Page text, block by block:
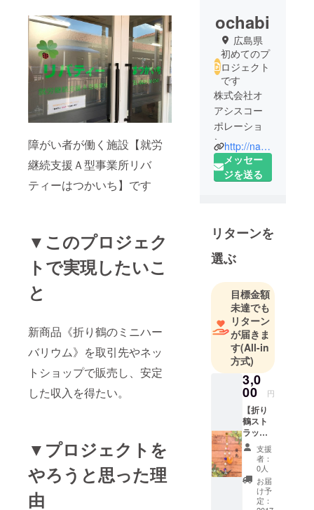
障がい者が働く施設【就労
継続支援Ａ型事業所リバ
ティーはつかいち】です
▼このプロジェク
トで実現したいこ
と
新商品《折り鶴のミニハー
バリウム》を取引先やネッ
トショップで販売し、安定
した収入を得たい。
▼プロジェクトを
やろうと思った理
由
ochabi
広島県
初めてのプ
ロジェクト
です
株式会社オ
アシスコー
ポレーショ
ン
障がい者就
労継続支援
かいち】広
報担当の平
野です。
代表取締役
の岡本淳自
身も、杖を
ついて生活
している障
がい者で
なので気軽
に相談で
き、理解し
てもらいに
くい悩みも
わかりあえ
る環境の職
http://natalie-fuji.com/shop/liberty/
メッセー
ジを送る
リターンを
選ぶ
目標金額
未達でも
リターン
が届きま
す(All-in
方式)
3,0
00 円
【折り
鶴スト
ラップ
（デザ
インお
まか
せ）1
点】 ハ
ンドメ
支援
者：
0人
お届
け予
定：